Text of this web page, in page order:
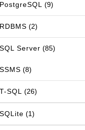
PostgreSQL (9)
RDBMS (2)
SQL Server (85)
SSMS (8)
T-SQL (26)
SQLite (1)